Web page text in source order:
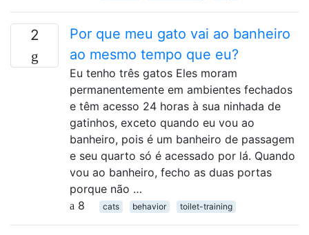
2
Por que meu gato vai ao banheiro
ao mesmo tempo que eu?
Eu tenho três gatos Eles moram
permanentemente em ambientes fechados
e têm acesso 24 horas à sua ninhada de
gatinhos, exceto quando eu vou ao
banheiro, pois é um banheiro de passagem
e seu quarto só é acessado por lá. Quando
vou ao banheiro, fecho as duas portas
porque não …
8
cats behavior toilet-training